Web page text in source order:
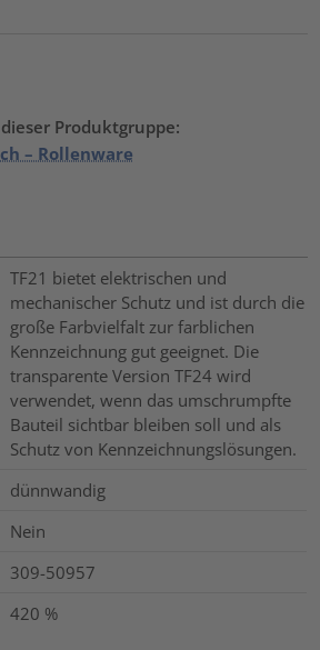
Produktgruppe:
– Rollenware
TF21 bietet elektrischen und
mechanischer Schutz und ist durch die
große Farbvielfalt zur farblichen
Kennzeichnung gut geeignet. Die
transparente Version TF24 wird
verwendet, wenn das umschrumpfte
Bauteil sichtbar bleiben soll und als
Schutz von Kennzeichnungslösungen.
dünnwandig
Nein
309-50957
420 %